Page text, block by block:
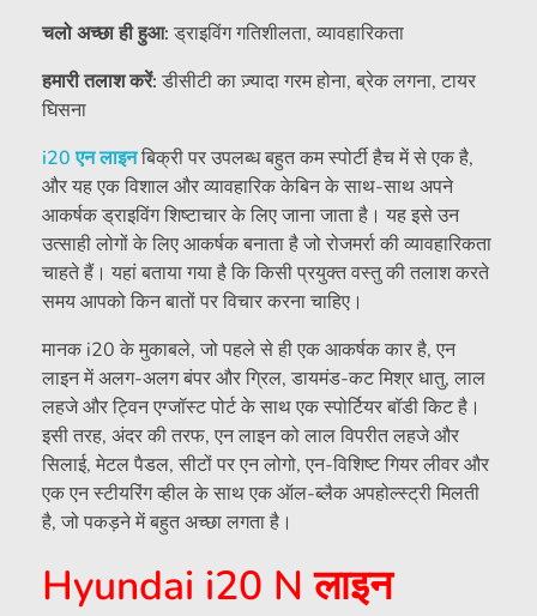
चलो अच्छा ही हुआ: ड्राइविंग गतिशीलता, व्यावहारिकता
हमारी तलाश करें: डीसीटी का ज़्यादा गरम होना, ब्रेक लगना, टायर
घिसना
i20 एन लाइनबिक्री पर उपलब्ध बहुत कम स्पोर्टी हैच में से एक है,
और यह एक विशाल और व्यावहारिक केबिन के साथ-साथ अपने
आकर्षक ड्राइविंग शिष्टाचार के लिए जाना जाता है। यह इसे उन
उत्साही लोगों के लिए आकर्षक बनाता है जो रोजमर्रा की व्यावहारिकता
चाहते हैं। यहां बताया गया है कि किसी प्रयुक्त वस्तु की तलाश करते
समय आपको किन बातों पर विचार करना चाहिए।
मानक i20 के मुकाबले, जो पहले से ही एक आकर्षक कार है, एन
लाइन में अलग-अलग बंपर और ग्रिल, डायमंड-कट मिश्र धातु, लाल
लहजे और ट्विन एग्जॉस्ट पोर्ट के साथ एक स्पोर्टियर बॉडी किट है।
इसी तरह, अंदर की तरफ, एन लाइन को लाल विपरीत लहजे और
सिलाई, मेटल पैडल, सीटों पर एन लोगो, एन-विशिष्ट गियर लीवर और
एक एन स्टीयरिंग व्हील के साथ एक ऑल-ब्लैक अपहोल्स्ट्री मिलती
है, जो पकड़ने में बहुत अच्छा लगता है।
Hyundai i20 N लाइन